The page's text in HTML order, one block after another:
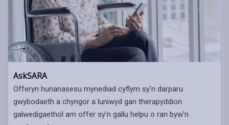
AskSARA
Offeryn hunanasesu mynediad cyflym sy'n darparu
gwybodaeth a chyngor a luniwyd gan therapyddion
galwedigaethol am offer sy'n gallu helpu o ran byw'n